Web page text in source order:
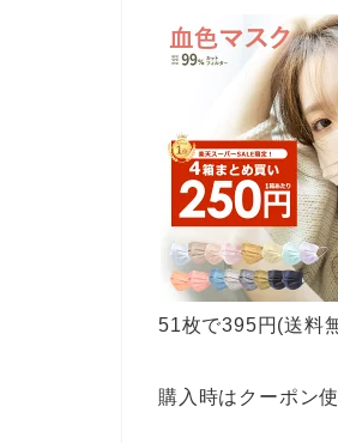
51枚で395円(送料
購入時はクーポン